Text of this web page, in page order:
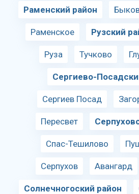
Раменский район
Раменское Рузский
Руза Тучково
Сергиево-
Сергиев Посад
Пересвет
Спас-Тешилово
Серпухов Авангард
Солнечногоский район